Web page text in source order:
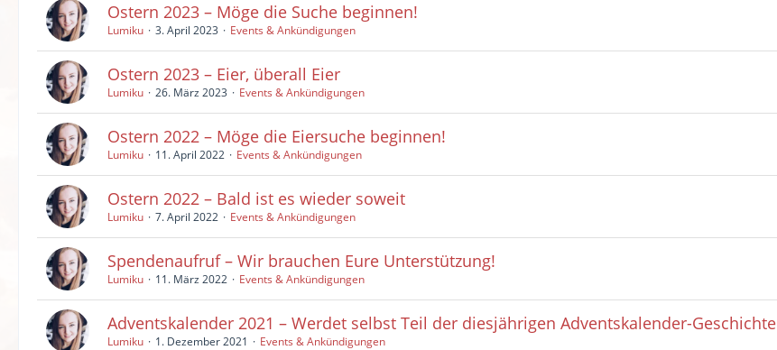
Ostern 2023 – Möge die Suche beginnen!
Lumiku 3. April 2023 Events & Ankündigungen
Ostern 2023 – Eier, überall Eier
Lumiku 26. März 2023 Events & Ankündigungen
Ostern 2022 – Möge die Eiersuche beginnen!
Lumiku 11. April 2022 Events & Ankündigungen
Ostern 2022 – Bald ist es wieder soweit
Lumiku 7. April 2022 Events & Ankündigungen
Spendenaufruf – Wir brauchen Eure Unterstützung!
Lumiku 11. März 2022 Events & Ankündigungen
Adventskalender 2021 – Werdet selbst Teil der diesjährigen Adventskalender-Geschichte
Lumiku 1. Dezember 2021 Events & Ankündigungen